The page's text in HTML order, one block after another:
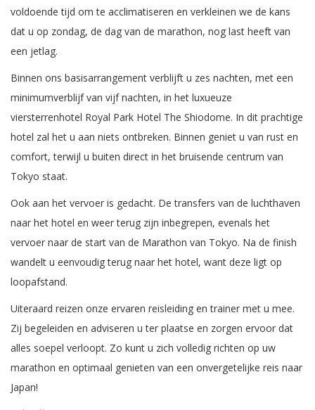
voldoende tijd om te acclimatiseren en verkleinen we de kans
dat u op zondag, de dag van de marathon, nog last heeft van
een jetlag.
Binnen ons basisarrangement verblijft u zes nachten, met een
minimumverblijf van vijf nachten, in het luxueuze
viersterrenhotel Royal Park Hotel The Shiodome. In dit prachtige
hotel zal het u aan niets ontbreken. Binnen geniet u van rust en
comfort, terwijl u buiten direct in het bruisende centrum van
Tokyo staat.
Ook aan het vervoer is gedacht. De transfers van de luchthaven
naar het hotel en weer terug zijn inbegrepen, evenals het
vervoer naar de start van de Marathon van Tokyo. Na de finish
wandelt u eenvoudig terug naar het hotel, want deze ligt op
loopafstand.
Uiteraard reizen onze ervaren reisleiding en trainer met u mee.
Zij begeleiden en adviseren u ter plaatse en zorgen ervoor dat
alles soepel verloopt. Zo kunt u zich volledig richten op uw
marathon en optimaal genieten van een onvergetelijke reis naar
Japan!